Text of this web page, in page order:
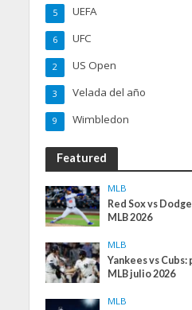
UEFA
5
UFC
6
US Open
2
Velada del año
3
Wimbledon
9
Featured
MLB
Red Sox vs
MLB 2026
MLB
Yankees vs
MLB julio 2026
MLB